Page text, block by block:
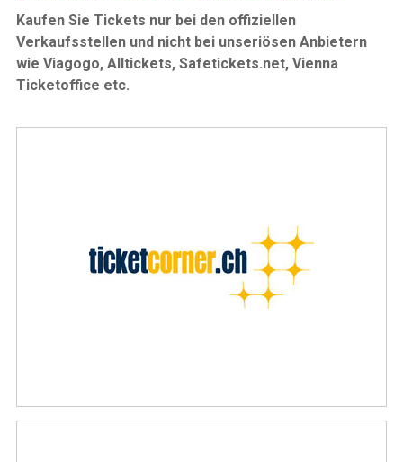
Kaufen Sie Tickets nur bei den offiziellen
Verkaufsstellen und nicht bei unseriösen Anbietern
wie Viagogo, Alltickets, Safetickets.net, Vienna
Ticketoffice etc.